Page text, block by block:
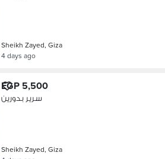
Sheikh Zayed, Giza
4 days ago
EGP 5,500
سرير بدورين
Sheikh Zayed, Giza